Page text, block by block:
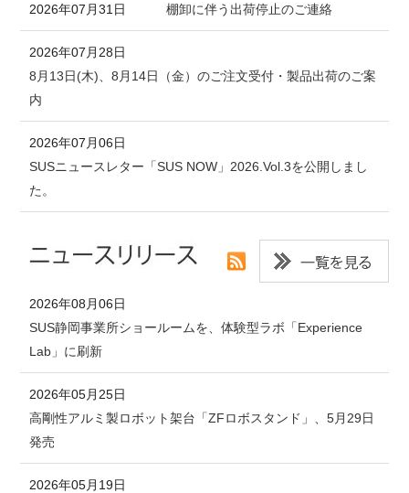
2026年07月31日 棚卸に伴う出荷停止のご連絡
2026年07月28日
8月13日(木)、8月14日（金）のご注文受付・製品出荷のご案
内
2026年07月06日
SUSニュースレター「SUS NOW」2026.Vol.3を公開しまし
た。
2026年08月06日
SUS静岡事業所ショールームを、体験型ラボ「Experience
Lab」に刷新
2026年05月25日
高剛性アルミ製ロボット架台「ZFロボスタンド」、5月29日
発売
2026年05月19日